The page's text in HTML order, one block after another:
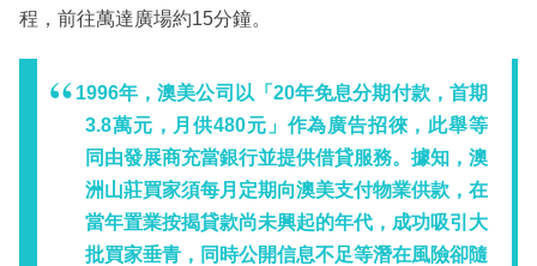
程，前往萬達廣場約15分鐘。
1996年，澳美公司以「20年免息分期付款，首期
3.8萬元，月供480元」作為廣告招徠，此舉等
同由發展商充當銀行並提供借貸服務。據知，澳
洲山莊買家須每月定期向澳美支付物業供款，在
當年置業按揭貸款尚未興起的年代，成功吸引大
批買家垂青，同時公開信息不足等潛在風險卻隨